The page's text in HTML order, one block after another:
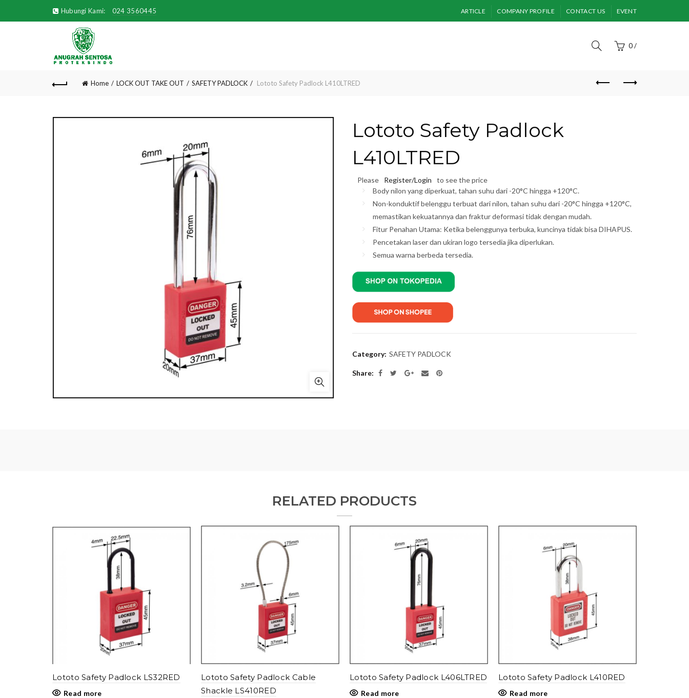
Hubungi Kami: 024 3560445 ARTICLE COMPANY PROFILE CONTACT US EVENT
0/
Home LOCK OUT TAKE OUT SAFETY PADLOCK Lototo Safety Padlock L410LTRED
Lototo Safety Padlock
L410LTRED
Please Register/Login
to see the price
Body nilon yang diperkuat, tahan suhu dari -20°C hingga +120°C.
Non-konduktif belenggu terbuat dari nilon, tahan suhu dari -20°C hingga +120°C,
memastikan kekuatannya dan fraktur deformasi tidak dengan mudah.
Fitur Penahan Utama: Ketika belenggunya terbuka, kuncinya tidak bisa DIHAPUS.
Pencetakan laser dan ukiran logo tersedia jika diperlukan.
Semua warna berbeda tersedia.
Category: SAFETY PADLOCK
Share
RELATED PRODUCTS
Lototo Safety Padlock LS32RED
Read more
Lototo Safety Padlock Cable
Shackle LS410RED
Lototo Safety Padlock L406LTRED
Read more
Lototo Safety Padlock L410RED
Read more